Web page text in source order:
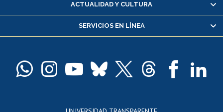
Servicio médico y dental
Pago de arancel y crédito alumnos
Docentes
ACTUALIDAD Y CULTURA
SERVICIOS EN LÍNEA